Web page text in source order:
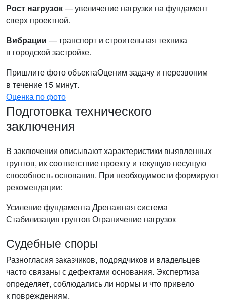
Рост нагрузок— увеличение нагрузки на фундамент
сверх проектной.
Вибрации — транспорт и строительная техника
в городской застройке.
Пришлите фото объектаОценим задачу и перезвоним
в течение 15 минут.
Оценка по фото
Подготовка технического
заключения
В заключении описывают характеристики выявленных
грунтов, их соответствие проекту и текущую несущую
способность основания. При необходимости формируют
рекомендации:
Усиление фундаментаДренажная система
Стабилизация грунтов Ограничение нагрузок
Судебные споры
Разногласия заказчиков, подрядчиков и владельцев
часто связаны с дефектами основания. Экспертиза
определяет, соблюдались ли нормы и что привело
к повреждениям.